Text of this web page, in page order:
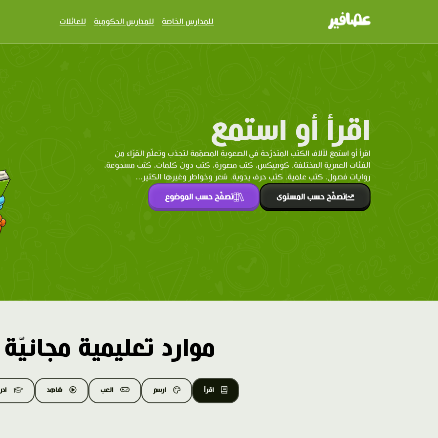
للمدارس الخاصة للمدارس الحكومية للعائلات
اقرأ أو استمع
اقرأ أو استمع لآلاف الكتب المتدرّحة في الصعوبة المصمّمة لتجذب وتعلّم القرّاء من
الفئات العمرية المختلفة. كوميكس، كتب مصورة، كتب دون كلمات، كتب مسجوعة،
روايات فصول، كتب علمية، كتب حرف يدوية، شعر وخواطر وغيرها الكثير...
تصفّح حسب المستوى تصفّح حسب الموضوع
موارد تعليمية مجانيّة
اقرأ ارسم العب شاهد